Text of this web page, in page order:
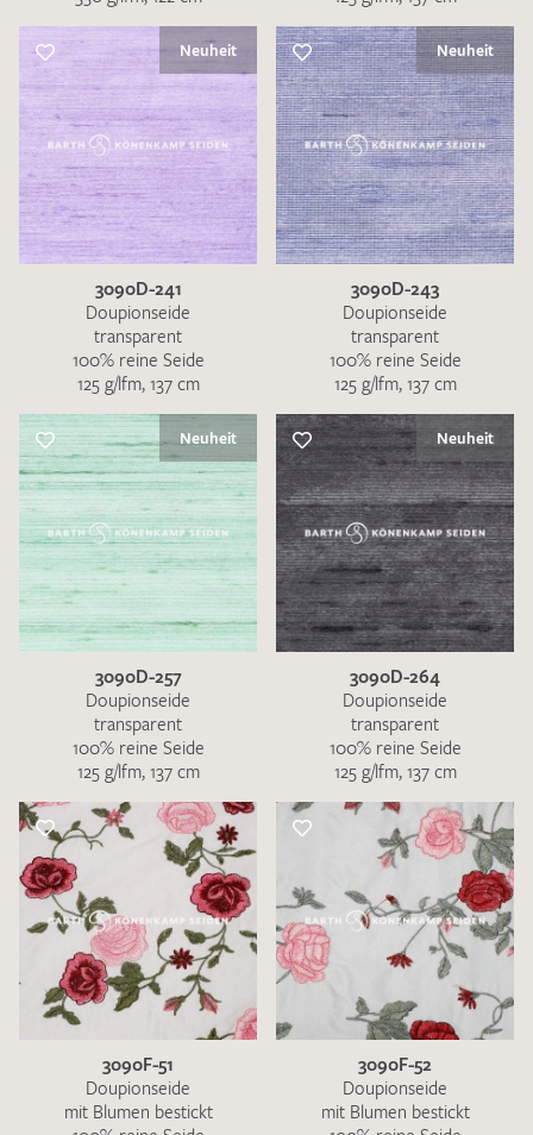
Neuheit
3090D-241
Doupionseide
transparent
100% reine Seide
125 g/lfm, 137 cm
Neuheit
3090D-243
Doupionseide
transparent
100% reine Seide
125 g/lfm, 137 cm
Neuheit
3090D-257
Doupionseide
transparent
100% reine Seide
125 g/lfm, 137 cm
Neuheit
3090D-264
Doupionseide
transparent
100% reine Seide
125 g/lfm, 137 cm
3090F-51
Doupionseide
mit Blumen bestickt
3090F-52
Doupionseide
mit Blumen bestickt